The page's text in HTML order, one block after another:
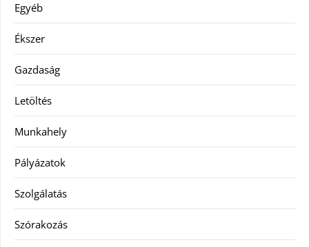
Egyéb
Ékszer
Gazdaság
Letöltés
Munkahely
Pályázatok
Szolgálatás
Szórakozás